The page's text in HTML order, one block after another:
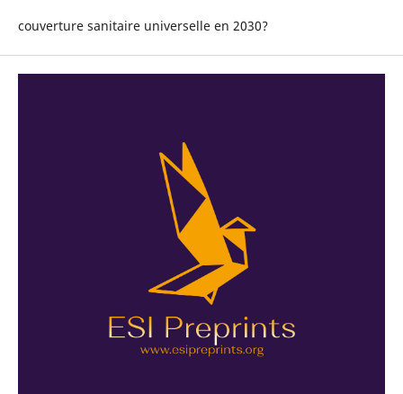
couverture sanitaire universelle en 2030?